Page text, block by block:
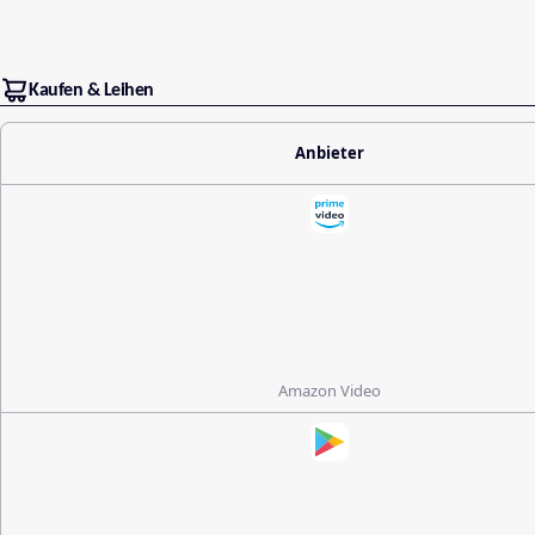
Kaufen & Leihen
Anbieter
Amazon Video